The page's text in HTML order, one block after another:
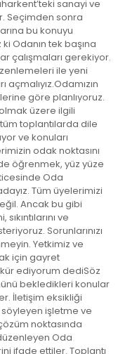
sanayi ve
Seçimden sonra
bu konuyu
Odanın tek başına
çalışmaları gerekiyor.
ile yeni
göre planlıyoruz.
üzere ilgili
toplantılarda dile
ve konuları
odak noktasını
öğrenmek, yüz yüze
Oda
Tüm üyelerimizi
Ancak bu gibi
ve
Sorunlarınızı
Yetkimiz ve
için gayret
ediyorum dediSöz
bekledikleri konular
İletişim eksikliği
söyleyen işletme ve
noktasında
Oda
ifade ettiler. Toplantı